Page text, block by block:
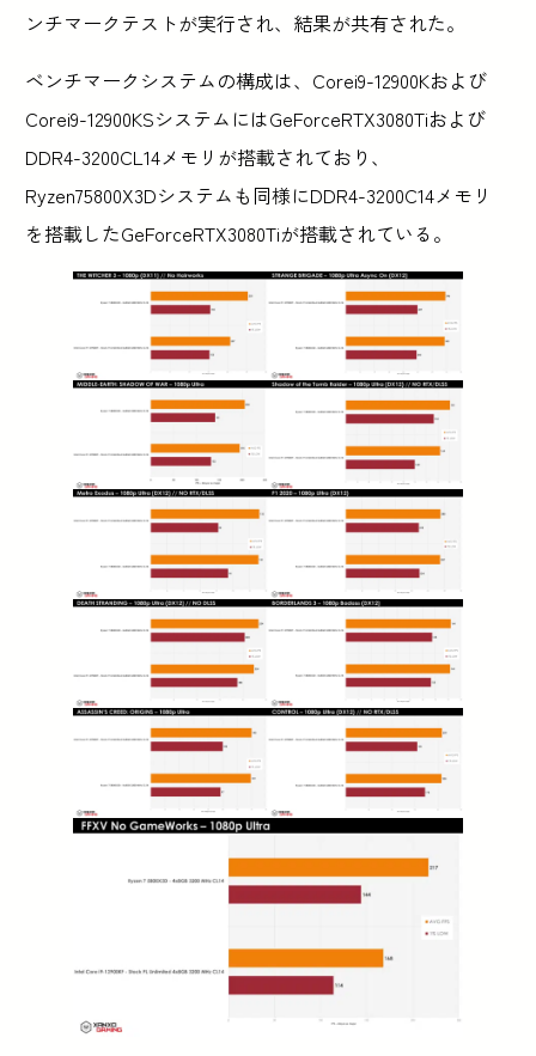
ンチマークテストが実行され、結果が共有された。
ベンチマークシステムの構成は、Corei9-12900Kおよび
Corei9-12900KSシステムにはGeForceRTX3080Tiおよび
DDR4-3200CL14メモリが搭載されており、
Ryzen75800X3Dシステムも同様にDDR4-3200C14メモリ
を搭載したGeForceRTX3080Tiが搭載されている。